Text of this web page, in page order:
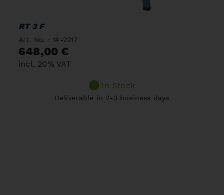
RT 3 F
Art. No. : 14-2217
648,00 €
incl. 20% VAT
In Stock
Deliverable in 2-3 business days